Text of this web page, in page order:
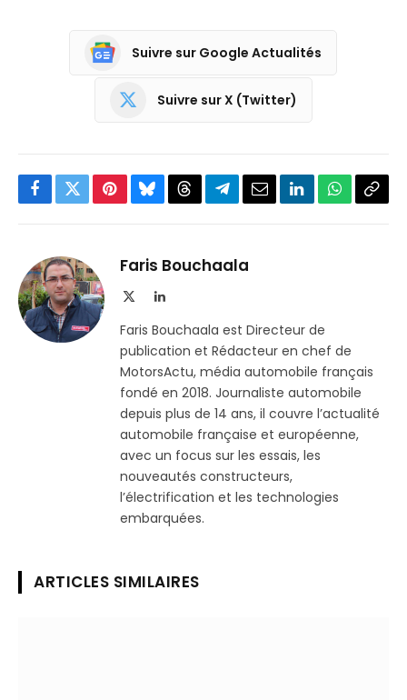
Suivre sur Google Actualités
Suivre sur X (Twitter)
Facebook
TwitterPinterestBlueskyThreadsPartager
Telegram
EmailLinkedInWhatsApp
Faris Bouchaala
LinkedIn
Faris Bouchaala est Directeur de
publication et Rédacteur en chef de
MotorsActu, média automobile français
fondé en 2018. Journaliste automobile
depuis plus de 14 ans, il couvre l’actualité
automobile française et européenne,
avec un focus sur les essais, les
nouveautés constructeurs,
l’électrification et les technologies
embarquées.
ARTICLES SIMILAIRES